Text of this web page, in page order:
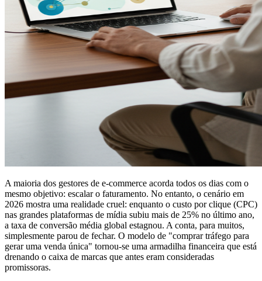
A maioria dos gestores de e-commerce acorda todos os dias com o
mesmo objetivo: escalar o faturamento. No entanto, o cenário em
2026 mostra uma realidade cruel: enquanto o custo por clique (CPC)
nas grandes plataformas de mídia subiu mais de 25% no último ano,
a taxa de conversão média global estagnou. A conta, para muitos,
simplesmente parou de fechar. O modelo de "comprar tráfego para
gerar uma venda única" tornou-se uma armadilha financeira que está
drenando o caixa de marcas que antes eram consideradas
promissoras.